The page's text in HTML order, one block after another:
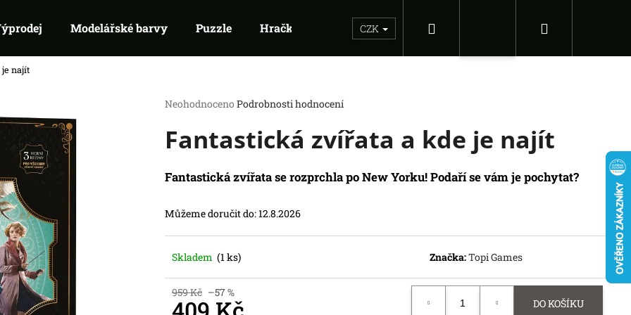
Modelářské barvy Puzzle Hračky Sběratelské figurky Dárkové inspirace
CZK
Přihlášení
je najít
Průměrné
produktu
je
z
5
Neohodnoceno Podrobnosti hodnocení
Fantastická zvířata a kde je najít
Fantastická zvířata se rozprchla po New Yorku! Podaří se vám je pochytat?
Můžeme doručit do:12.8.2026
Skladem (1 ks) Značka:Topi Games
959 Kč –57 %
DO KOŠÍKU
Co potřebujete najít?
HLEDAT
Doporučujeme
08: ASHES OF THE EMPIRE -
RIFTBOUND: LEAGUE OF LEGENDS
TCG - UNLEASHED: BOOSTER